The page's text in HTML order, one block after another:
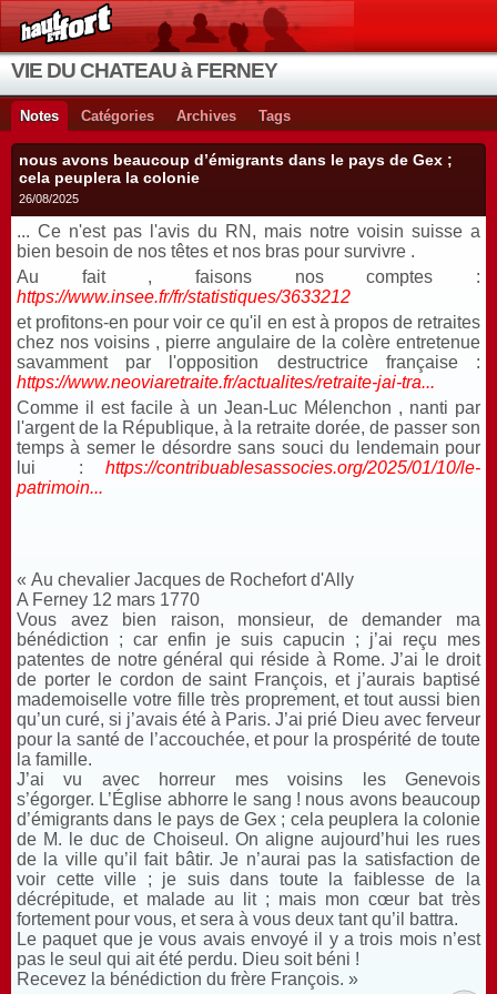
VIE DU CHATEAU à FERNEY
Notes Catégories Archives Tags
nous avons beaucoup d’émigrants dans le pays de Gex ;
cela peuplera la colonie
26/08/2025
... Ce n'est pas l'avis du RN, mais notre voisin suisse a
bien besoin de nos têtes et nos bras pour survivre .
Au fait , faisons nos comptes :
https://www.insee.fr/fr/statistiques/3633212
et profitons-en pour voir ce qu'il en est à propos de retraites
chez nos voisins , pierre angulaire de la colère entretenue
savamment par l'opposition destructrice française :
https://www.neoviaretraite.fr/actualites/retraite-jai-tra...
Comme il est facile à un Jean-Luc Mélenchon , nanti par
l'argent de la République, à la retraite dorée, de passer son
temps à semer le désordre sans souci du lendemain pour
lui : https://contribuablesassocies.org/2025/01/10/le-
patrimoin...
« Au chevalier Jacques de Rochefort d'Ally
A Ferney 12 mars 1770
Vous avez bien raison, monsieur, de demander ma
bénédiction ; car enfin je suis capucin ; j’ai reçu mes
patentes de notre général qui réside à Rome. J’ai le droit
de porter le cordon de saint François, et j’aurais baptisé
mademoiselle votre fille très proprement, et tout aussi bien
qu’un curé, si j’avais été à Paris. J’ai prié Dieu avec ferveur
pour la santé de l’accouchée, et pour la prospérité de toute
la famille.
J’ai vu avec horreur mes voisins les Genevois
s’égorger. L’Église abhorre le sang ! nous avons beaucoup
d’émigrants dans le pays de Gex ; cela peuplera la colonie
de M. le duc de Choiseul. On aligne aujourd’hui les rues
de la ville qu’il fait bâtir. Je n’aurai pas la satisfaction de
voir cette ville ; je suis dans toute la faiblesse de la
décrépitude, et malade au lit ; mais mon cœur bat très
fortement pour vous, et sera à vous deux tant qu’il battra.
Le paquet que je vous avais envoyé il y a trois mois n’est
pas le seul qui ait été perdu. Dieu soit béni !
Recevez la bénédiction du frère François. »